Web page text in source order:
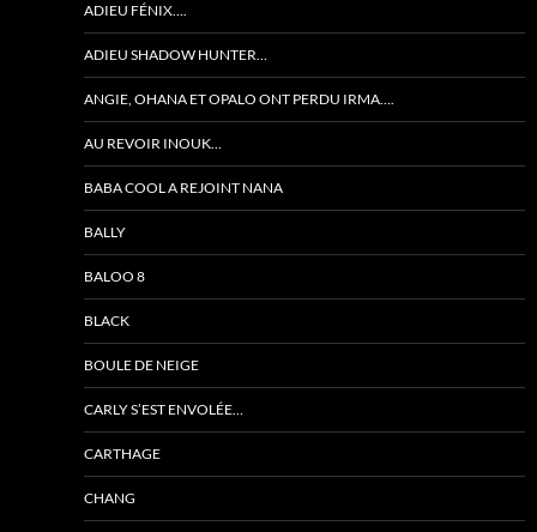
ADIEU FÉNIX….
ADIEU SHADOW HUNTER…
ANGIE, OHANA ET OPALO ONT PERDU IRMA….
AU REVOIR INOUK…
BABA COOL A REJOINT NANA
BALLY
BALOO 8
BLACK
BOULE DE NEIGE
CARLY S’EST ENVOLÉE…
CARTHAGE
CHANG